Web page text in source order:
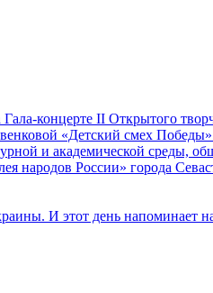
концерте II Открытого
«Детский смех
и академической среды,
народов России» города
И этот день напоминает